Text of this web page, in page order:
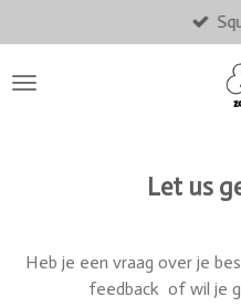
direct
naar
Let us
Heb je een vraag over je
feedback of wil je